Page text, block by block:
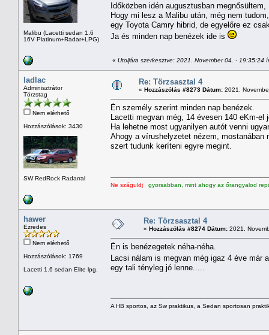
Malibu (Lacetti sedan 1.6
16V Platinum+Radar+LPG)
Időközben idén augusztusban
Hogy mi lesz a Malibu után, még nem
egy Toyota Camry hibrid, de egyelőre ez
Ja és minden nap benézek ide is
« Utoljára szerkesztve: 2021. November 04. - 19:35:24
ladlac
Adminisztrátor
Törzstag
Nem elérhető
Hozzászólások: 3430
SW RedRock Radarral
Re: Törzsasztal 4
« Hozzászólás #8273 Dátum: 2021.
Én személy szerint minden nap benézek.
Lacetti megvan még, 14 évesen 140 eKm-
Ha lehetne most ugyanilyen autót venni
Ahogy a vírushelyzetet nézem,
szert tudunk keríteni egyre megint.
Ne száguldj gyorsabban, mint ahogy az őrangyalod
hawer
Ezredes
Nem elérhető
Hozzászólások: 1769
Lacetti 1.6 sedan Elite lpg.
Re: Törzsasztal 4
« Hozzászólás #8274 Dátum: 2021.
Én is benézegetek néha-néha.
Lacsi nálam is megvan még igaz 4 éve már
egy tali tényleg jó lenne.....
A HB sportos, az Sw praktikus, a Sedan sportosan